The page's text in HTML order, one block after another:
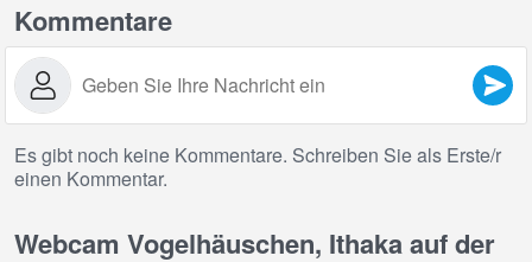
Kommentare
Es gibt noch keine Kommentare. Schreiben Sie als Erste/r
einen Kommentar.
Webcam Vogelhäuschen, Ithaka auf der